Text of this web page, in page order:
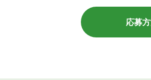
応募